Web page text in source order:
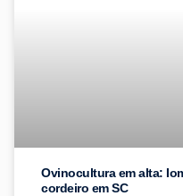
Ovinocultura em alta:
cordeiro em SC